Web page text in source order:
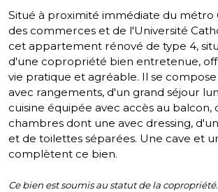
Situé à proximité immédiate du métro
des commerces et de l'Université
cet appartement rénové de type 4,
d'une copropriété bien entretenue,
vie pratique et agréable. Il se
avec rangements, d'un grand séjour
cuisine équipée avec accès au balcon,
chambres dont une avec dressing,
et de toilettes séparées. Une cave et
complètent ce bien.
Ce bien est soumis au statut de la